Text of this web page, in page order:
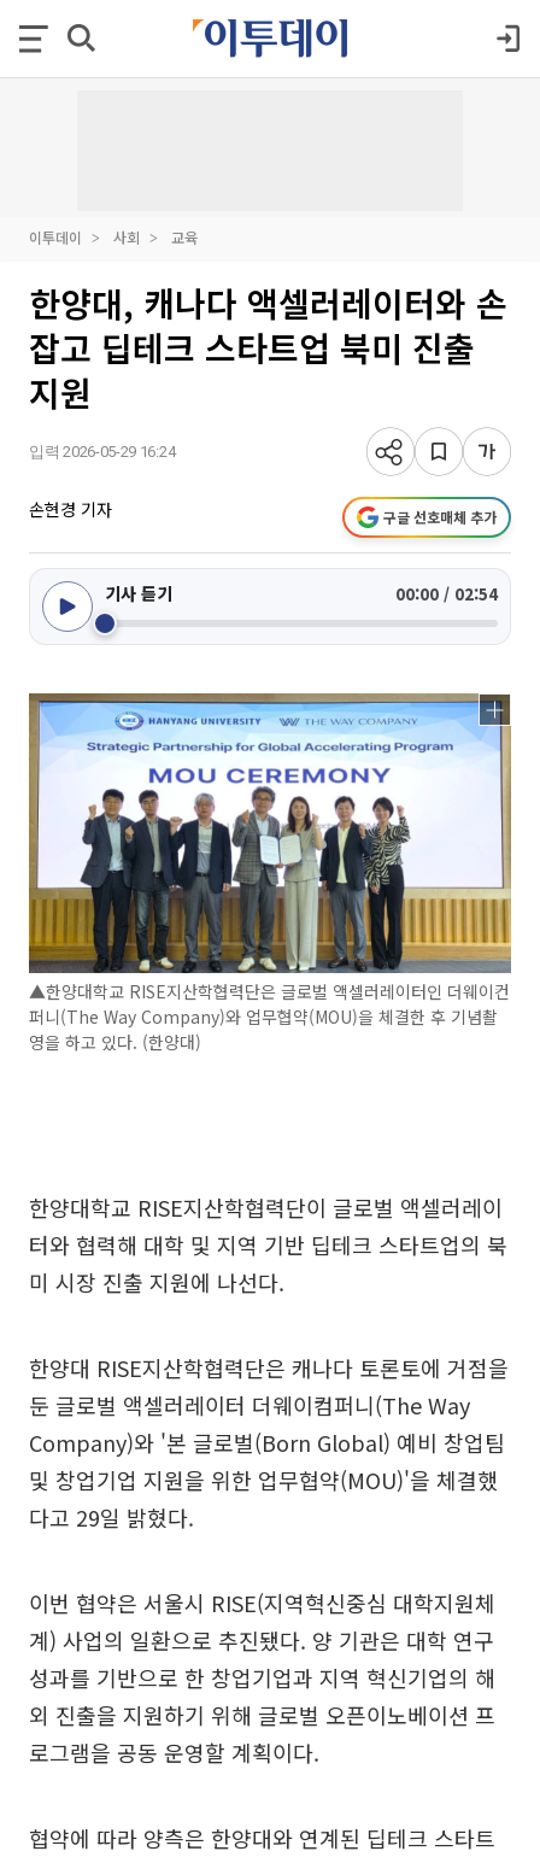
이투데이 사회 교육
한양대, 캐나다 액셀러레이터와 손
잡고 딥테크 스타트업 북미 진출
지원
입력 2026-05-29 16:24
손현경 기자 구글 선호매체 추가
기사 듣기 00:00 / 02:54
▲한양대학교 RISE지산학협력단은 글로벌 액셀러레이터인 더웨이컨
퍼니(The Way Company)와 업무협약(MOU)을 체결한 후 기념촬
영을 하고 있다. (한양대)
한양대학교 RISE지산학협력단이 글로벌 액셀러레이
터와 협력해 대학 및 지역 기반 딥테크 스타트업의 북
미 시장 진출 지원에 나선다.
한양대 RISE지산학협력단은 캐나다 토론토에 거점을
둔 글로벌 액셀러레이터 더웨이컴퍼니(The Way
Company)와 '본 글로벌(Born Global) 예비 창업팀
및 창업기업 지원을 위한 업무협약(MOU)'을 체결했
다고 29일 밝혔다.
이번 협약은 서울시 RISE(지역혁신중심 대학지원체
계) 사업의 일환으로 추진됐다. 양 기관은 대학 연구
성과를 기반으로 한 창업기업과 지역 혁신기업의 해
외 진출을 지원하기 위해 글로벌 오픈이노베이션 프
로그램을 공동 운영할 계획이다.
협약에 따라 양측은 한양대와 연계된 딥테크 스타트